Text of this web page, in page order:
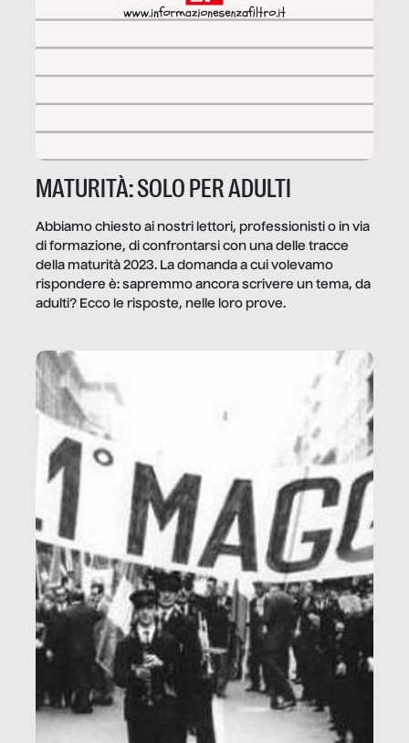
MATURITÀ: SOLO PER ADULTI
Abbiamo chiesto ai nostri lettori, professionisti o in via
di formazione, di confrontarsi con una delle tracce
della maturità 2023. La domanda a cui volevamo
rispondere è: sapremmo ancora scrivere un tema, da
adulti? Ecco le risposte, nelle loro prove.